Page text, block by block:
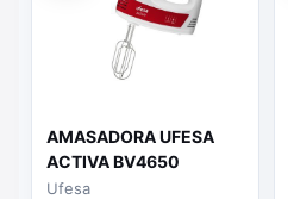
AMASADORA UFESA
ACTIVA BV4650
BLANCO-ROJO
Ufesa